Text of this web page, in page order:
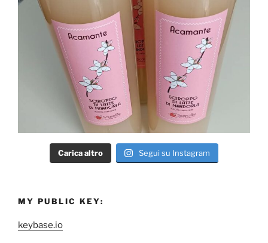
Carica altro Segui su Instagram
MY PUBLIC KEY:
keybase.io